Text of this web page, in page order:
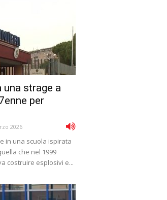
una strage a
per
2026
in una scuola ispirata
che nel 1999
costruire esplosivi e...